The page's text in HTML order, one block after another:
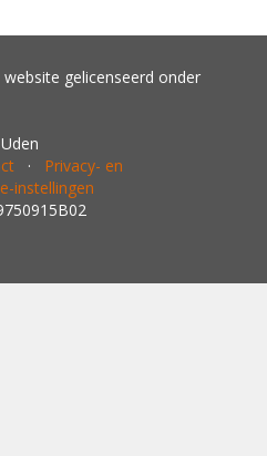
gelicenseerd onder
· Privacy- en
instellingen